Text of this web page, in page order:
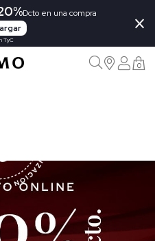
Dcto en una compra
TyC
×
0